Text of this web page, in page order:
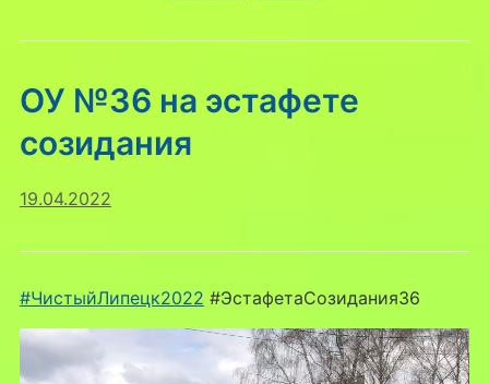
ОУ №36 на эстафете
созидания
19.04.2022
#ЧистыйЛипецк2022 #ЭстафетаСозидания36